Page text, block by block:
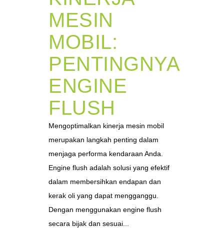
MESIN
MOBIL:
PENTINGNYA
ENGINE
FLUSH
Mengoptimalkan kinerja mesin mobil
merupakan langkah penting dalam
menjaga performa kendaraan Anda.
Engine flush adalah solusi yang efektif
dalam membersihkan endapan dan
kerak oli yang dapat mengganggu.
Dengan menggunakan engine flush
secara bijak dan sesuai...